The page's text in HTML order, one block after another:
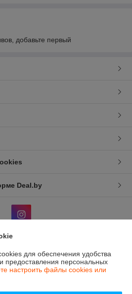
добавьте первый
Deal.by
ИП Жуковский В.Д.
кв 78.
193796385
для обеспечения удобства
предоставления персональных
настроить файлы cookies или